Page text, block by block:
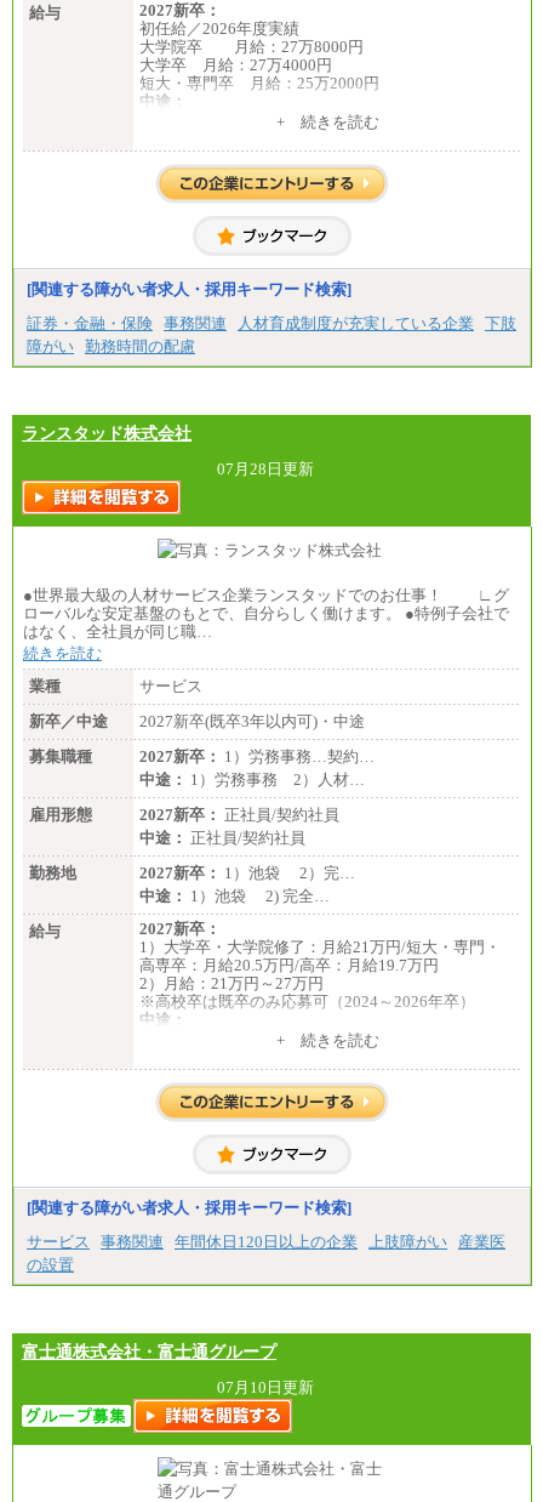
給与
2027新卒：
初任給／2026年度実績
大学院卒 月給：27万8000円
大学卒 月給：27万4000円
短大・専門卒 月給：25万2000円
中途：
※職務経験等を考慮し決定いたします。
※試用期間中も給与に変更はございません
+ 続きを読む
[関連する障がい者求人・採用キーワード検索]
証券・金融・保険 事務関連 人材育成制度が充実している企業
下肢
障がい 勤務時間の配慮
ランスタッド株式会社
07月28日更新
●世界最大級の人材サービス企業ランスタッドでのお仕事！ ∟グ
ローバルな安定基盤のもとで、自分らしく働けます。 ●特例子会社で
はなく、全社員が同じ職…
続きを読む
業種
サービス
新卒／中途
2027新卒(既卒3年以内可)・中途
募集職種
2027新卒： 1）労務事務…契約…
中途： 1）労務事務 2）人材…
雇用形態
2027新卒： 正社員/契約社員
中途： 正社員/契約社員
勤務地
2027新卒： 1）池袋 2）完…
中途： 1）池袋 2) 完全…
給与
2027新卒：
1）大学卒・大学院修了：月給21万円/短大・専門・
高専卒：月給20.5万円/高卒：月給19.7万円
2）月給：21万円～27万円
※高校卒は既卒のみ応募可（2024～2026年卒）
中途：
1）月給：21万円～25万円+ 続きを読む
[関連する障がい者求人・採用キーワード検索]
サービス
事務関連 年間休日120日以上の企業 上肢障がい
産業医
の設置
富士通株式会社・富士通グループ
07月10日更新